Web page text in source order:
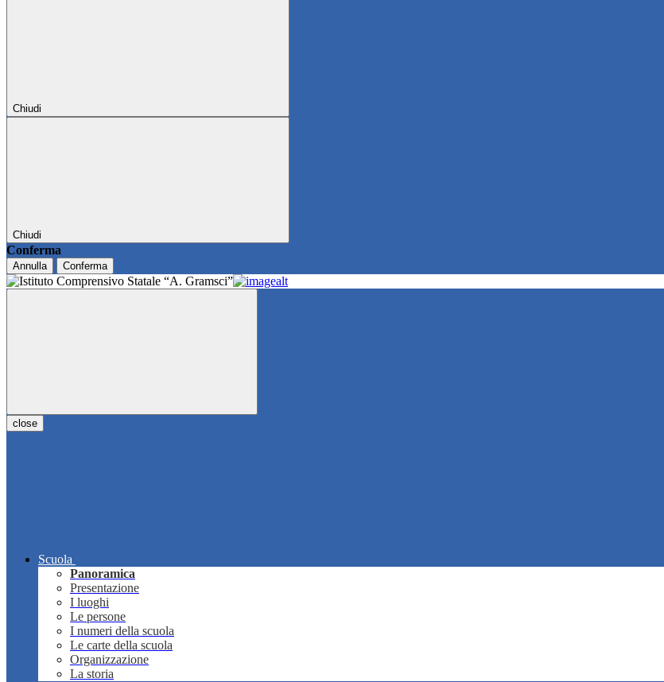
Chiudi
Chiudi
Conferma
Annulla Conferma
close
Scuola
Panoramica
Presentazione
I luoghi
Le persone
I numeri della scuola
Le carte della scuola
Organizzazione
La storia